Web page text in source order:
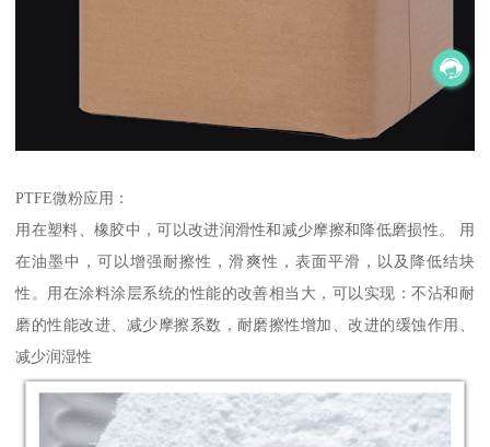
PTFE微粉应用：
用在塑料、橡胶中，可以改进润滑性和减少摩擦和降低磨损性。 用
在油墨中，可以增强耐擦性，滑爽性，表面平滑，以及降低结块
性。用在涂料涂层系统的性能的改善相当大，可以实现：不沾和耐
磨的性能改进、减少摩擦系数，耐磨擦性增加、改进的缓蚀作用、
减少润湿性